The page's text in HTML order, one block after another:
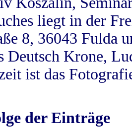
liegt in der
8, 36043 Fulda
Deutsch Krone,
ist das
der Einträge